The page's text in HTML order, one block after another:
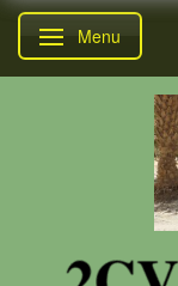
Skifte navigation
Menu